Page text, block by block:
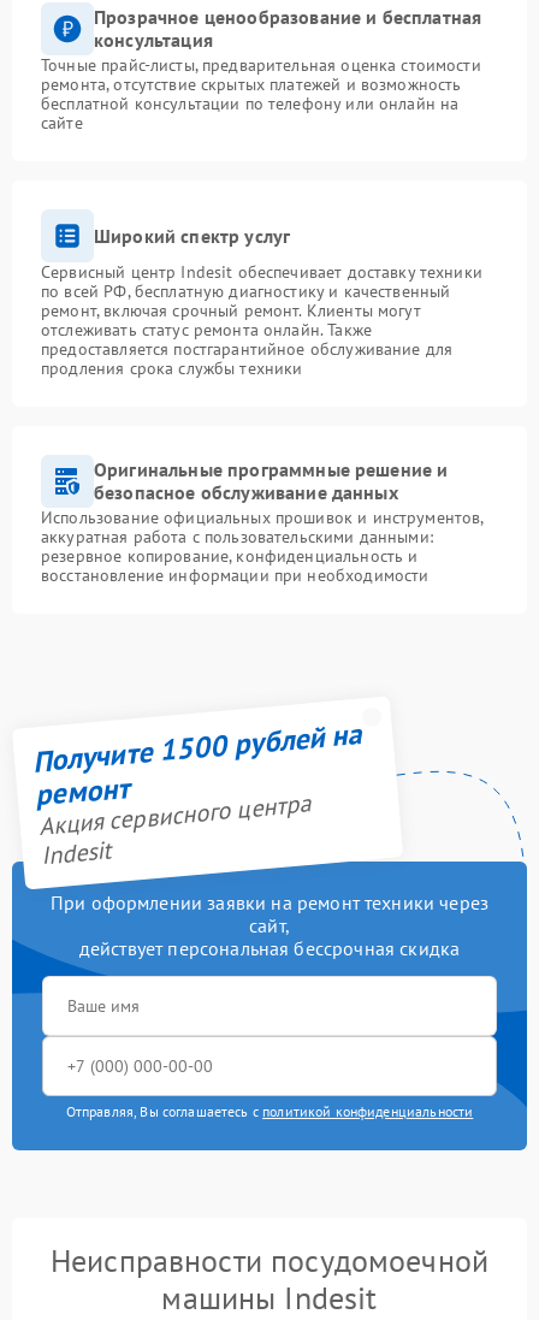
Прозрачное ценообразование и бесплатная
консультация
Точные прайс-листы, предварительная оценка стоимости
ремонта, отсутствие скрытых платежей и возможность
бесплатной консультации по телефону или онлайн на
сайте
Широкий спектр услуг
Сервисный центр Indesit обеспечивает доставку техники
по всей РФ, бесплатную диагностику и качественный
ремонт, включая срочный ремонт. Клиенты могут
отслеживать статус ремонта онлайн. Также
предоставляется постгарантийное обслуживание для
продления срока службы техники
Оригинальные программные решение и
безопасное обслуживание данных
Использование официальных прошивок и инструментов,
аккуратная работа с пользовательскими данными:
резервное копирование, конфиденциальность и
восстановление информации при необходимости
Получите 1500 рублей на
ремонт
Акция сервисного центра
Indesit
При оформлении заявки на ремонт техники через
сайт,
действует персональная бессрочная скидка
Отправляя, Вы соглашаетесь с политикой конфиденциальности
Неисправности посудомоечной
машины Indesit